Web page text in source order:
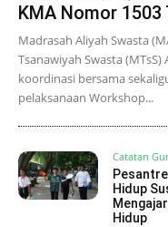
KMA Nomor 1503
Madrasah Aliyah Swasta
Tsanawiyah Swasta
koordinasi bersama
pelaksanaan Workshop...
Catatan
Hidup
Hidup